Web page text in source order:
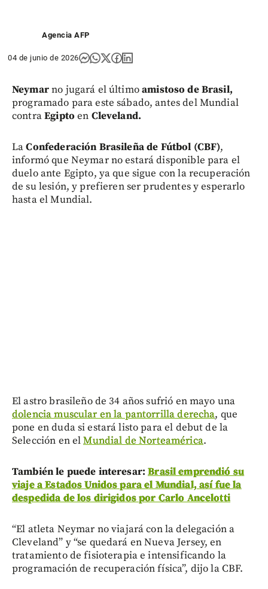
Agencia AFP
04 de junio de 2026
Neymarno jugará el últimoamistoso de Brasil,
programado para este sábado, antes del Mundial
contraEgipto en Cleveland.
LaConfederación Brasileña de Fútbol (CBF),
informó que Neymar no estará disponible para el
duelo ante Egipto, ya que sigue con la recuperación
de su lesión, y prefieren ser prudentes y esperarlo
hasta el Mundial.
El astro brasileño de 34 años sufrió en mayo una
dolencia muscular en la pantorrilla derecha, que
pone en duda si estará listo para el debut de la
Selección en elMundial de Norteamérica.
También le puede interesar: Brasil emprendió su
viaje a Estados Unidos para el Mundial, así fue la
despedida de los dirigidos por Carlo Ancelotti
“El atleta Neymar no viajará con la delegación a
Cleveland” y “se quedará en Nueva Jersey, en
tratamiento de fisioterapia e intensificando la
programación de recuperación física”, dijo la CBF.